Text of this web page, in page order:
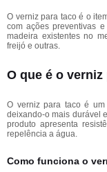
O verniz para taco é o
com ações preventivas
madeira existentes no
freijó e outras.
O que é o verniz
O verniz para taco é
deixando-o mais durável
produto apresenta
repelência a água.
Como funciona o